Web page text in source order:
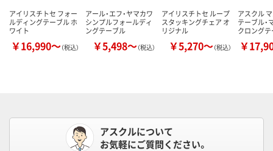
アイリスチトセ フォー
ルディングテーブル ホ
ワイト
￥16,990～（税込）
アール・エフ・ヤマカワ
シンプルフォールディ
ングテーブル
￥5,498～（税込）
アイリスチトセ ループ
スタッキングチェア オ
リジナル
￥5,270～（税込）
アスクル
テーブル・
クロング
￥
アスクルについて
お気軽にご質問ください。